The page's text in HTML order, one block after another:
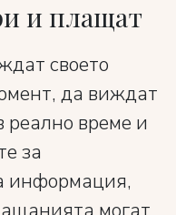
и плащат
своето
да виждат
реално време и
за
информация,